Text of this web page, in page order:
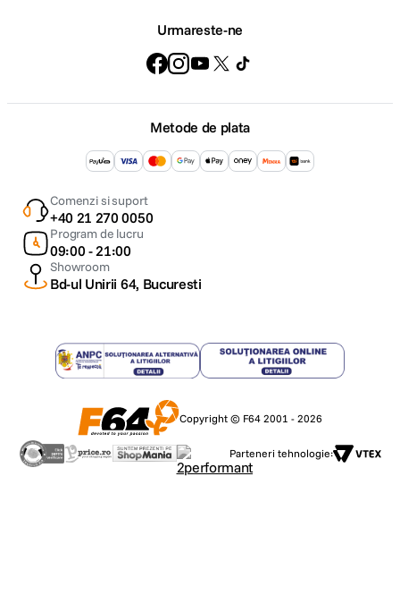
Urmareste-ne
Metode de plata
Comenzi si suport
+40 21 270 0050
Program de lucru
09:00 - 21:00
Showroom
Bd-ul Unirii 64, Bucuresti
Copyright © F64 2001 - 2026
Parteneri tehnologie: